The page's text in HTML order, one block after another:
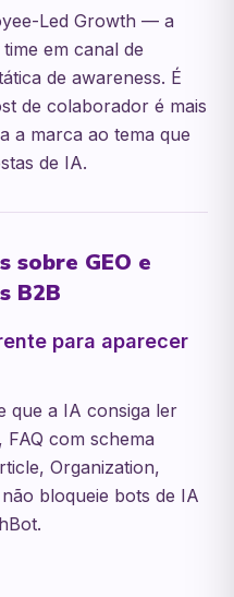
Led Growth — a
em canal de
de awareness. É
de colaborador é mais
a marca ao tema que
de IA.
sobre GEO e
B2B
para aparecer
que a IA consiga ler
FAQ com schema
Organization,
bloqueie bots de IA